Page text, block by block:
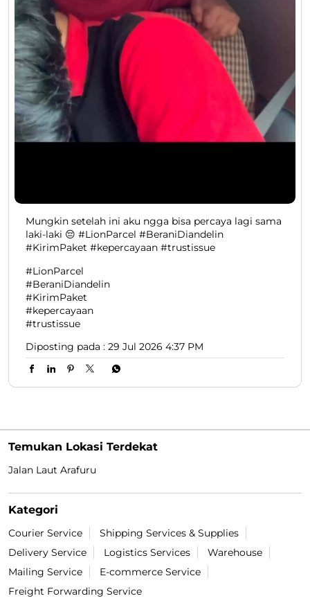
Mungkin setelah ini aku ngga bisa percaya lagi sama
laki-laki 😔 #LionParcel #BeraniDiandelin
#KirimPaket #kepercayaan #trustissue
#LionParcel
#BeraniDiandelin
#KirimPaket
#kepercayaan
#trustissue
Diposting pada : 29 Jul 2026 4:37 PM
Temukan Lokasi Terdekat
Jalan Laut Arafuru
Kategori
Courier Service
Shipping Services & Supplies
Delivery Service
Logistics Services
Warehouse
Mailing Service
E-commerce Service
Freight Forwarding Service